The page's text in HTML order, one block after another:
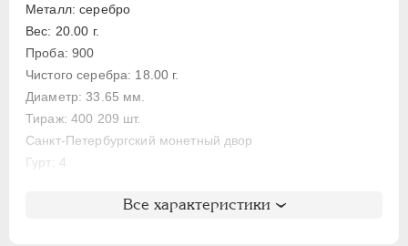
Металл: серебро
Вес: 20.00 г.
Проба: 900
Чистого серебра: 18.00 г.
Диаметр: 33.65 мм.
Тираж: 400 209 шт.
Санкт-Петербургский монетный двор
Гурт: 4
Литература и редкостьВсе характеристики
Золото
Серебро
1 рубль
50 копеек
25 копеек
20 копеек